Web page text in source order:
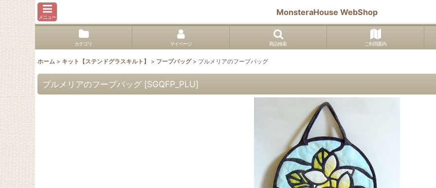
メニュー
MonsteraHouse WebShop
カテゴリ マイページ 商品検索 ご利用案内
ホーム > キット【ステンドグラスキルト】 > フープバッグ > プルメリアのフープバッグ
プルメリアのフープバッグ [SGQFP_PLU]